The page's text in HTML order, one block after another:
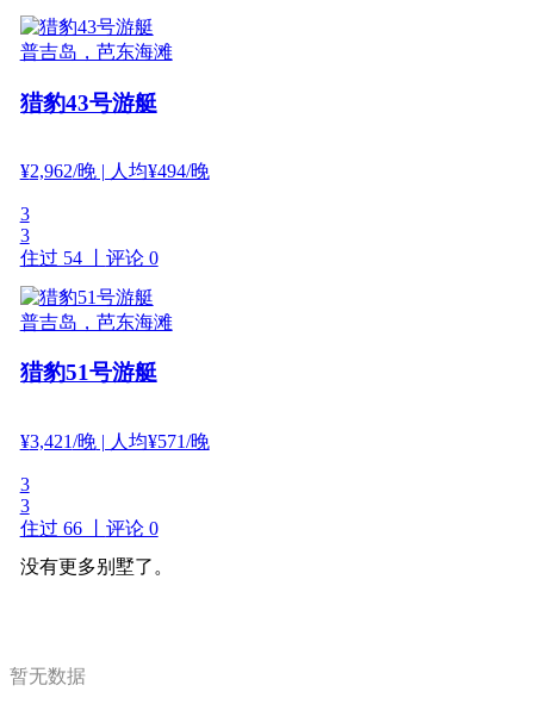
普吉岛，芭东海滩
猎豹43号游艇
¥2,962/晚| 人均¥494/晚
3
3
住过 54 丨 评论 0
普吉岛，芭东海滩
猎豹51号游艇
¥3,421/晚| 人均¥571/晚
3
3
住过 66 丨 评论 0
没有更多别墅了。
暂无数据